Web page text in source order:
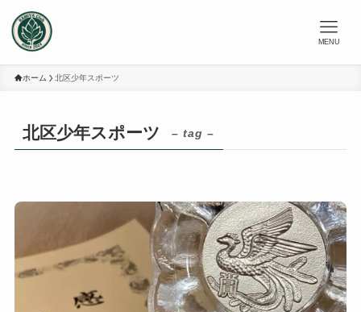
MENU
ホーム 北区少年スポーツ
北区少年スポーツ – tag –